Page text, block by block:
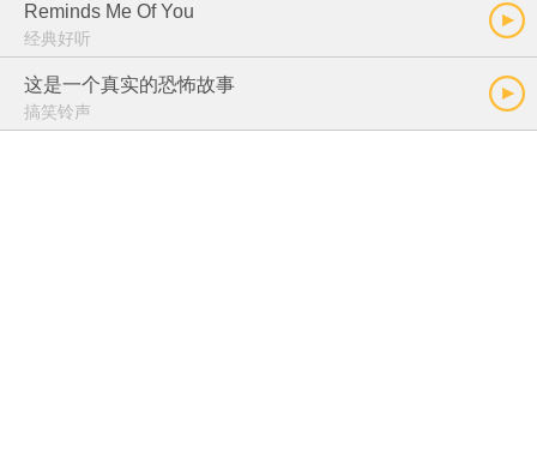
Reminds Me Of You
经典好听
这是一个真实的恐怖故事
搞笑铃声